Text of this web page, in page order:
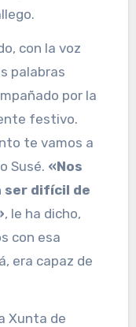
con la voz
palabras
por la
festivo.
te vamos a
Susé. «Nos
ser difícil de
, le ha dicho,
con esa
era capaz de
Xunta de